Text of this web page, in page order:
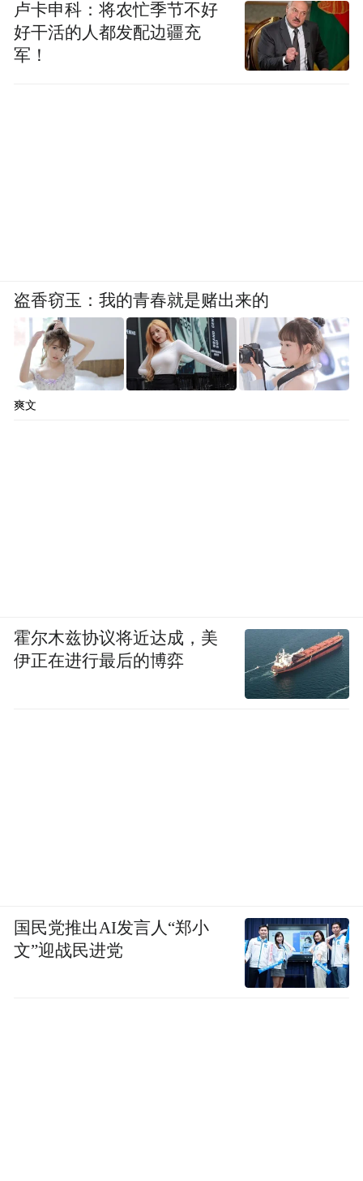
卢卡申科：将农忙季节不好
好干活的人都发配边疆充
军！
盗香窃玉：我的青春就是赌出来的
爽文
霍尔木兹协议将近达成，美
伊正在进行最后的博弈
国民党推出AI发言人“郑小
文”迎战民进党